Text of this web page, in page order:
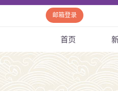
邮箱登录
首页